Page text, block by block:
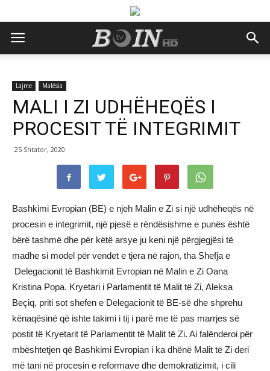
Lajme Malësia
MALI I ZI UDHËHEQËS I
PROCESIT TË INTEGRIMIT
25 Shtator, 2020
Bashkimi Evropian (BE) e njeh Malin e Zi si një udhëheqës në
procesin e integrimit, një pjesë e rëndësishme e punës është
bërë tashmë dhe për këtë arsye ju keni një përgjegjësi të
madhe si model për vendet e tjera në rajon, tha Shefja e
Delegacionit të Bashkimit Evropian në Malin e Zi Oana
Kristina Popa. Kryetari i Parlamentit të Malit të Zi, Aleksa
Beçiq, priti sot shefen e Delegacionit të BE-së dhe shprehu
kënaqësinë që ishte takimi i tij i parë me të pas marrjes së
postit të Kryetarit të Parlamentit të Malit të Zi. Ai falënderoi për
mbështetjen që Bashkimi Evropian i ka dhënë Malit të Zi deri
më tani në procesin e reformave dhe demokratizimit, i cili